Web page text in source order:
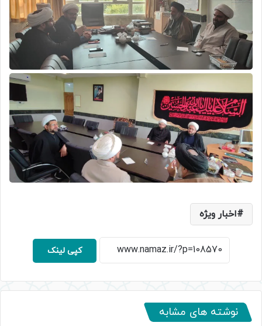
اخبار ویژه
کپی لینک
نوشته های مشابه